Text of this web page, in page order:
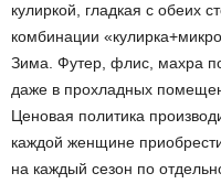
кулиркой, гладкая с обеих
комбинации
Зима. Футер, флис, махра
даже в прохладных
Ценовая политика
каждой женщине
на каждый сезон по